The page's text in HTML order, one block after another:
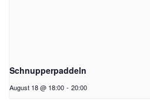
Schnupperpaddeln
August 18 @ 18:00 - 20:00